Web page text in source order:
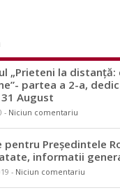
„Prieteni la distanță:
partea a 2-a,
August
- Niciun comentariu
pentru Președintele
informatii
- Niciun comentariu